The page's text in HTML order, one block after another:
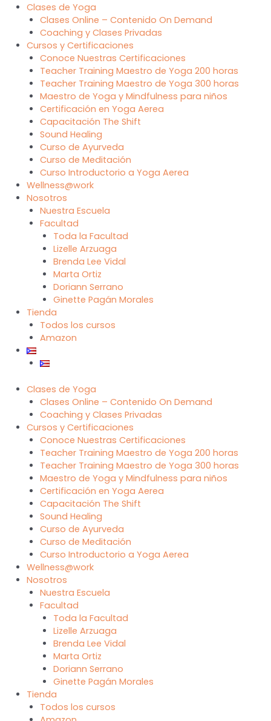
Clases de Yoga
Clases Online – Contenido On Demand
Coaching y Clases Privadas
Cursos y Certificaciones
Conoce Nuestras Certificaciones
Teacher Training Maestro de Yoga 200 horas
Teacher Training Maestro de Yoga 300 horas
Maestro de Yoga y Mindfulness para niños
Certificación en Yoga Aerea
Capacitación The Shift
Sound Healing
Curso de Ayurveda
Curso de Meditación
Curso Introductorio a Yoga Aerea
Wellness@work
Nosotros
Nuestra Escuela
Facultad
Toda la Facultad
Lizelle Arzuaga
Brenda Lee Vidal
Marta Ortiz
Doriann Serrano
Ginette Pagán Morales
Tienda
Todos los cursos
Amazon
Clases de Yoga
Clases Online – Contenido On Demand
Coaching y Clases Privadas
Cursos y Certificaciones
Conoce Nuestras Certificaciones
Teacher Training Maestro de Yoga 200 horas
Teacher Training Maestro de Yoga 300 horas
Maestro de Yoga y Mindfulness para niños
Certificación en Yoga Aerea
Capacitación The Shift
Sound Healing
Curso de Ayurveda
Curso de Meditación
Curso Introductorio a Yoga Aerea
Wellness@work
Nosotros
Nuestra Escuela
Facultad
Toda la Facultad
Lizelle Arzuaga
Brenda Lee Vidal
Marta Ortiz
Doriann Serrano
Ginette Pagán Morales
Tienda
Todos los cursos